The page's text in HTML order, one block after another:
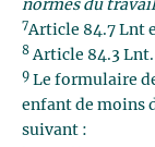
normes du travail
7Article 84.7 Lnt
8 Article 84.3 Lnt.
9 Le formulaire
enfant de moins
suivant :